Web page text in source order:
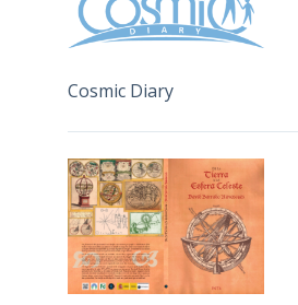
Cosmic Diary